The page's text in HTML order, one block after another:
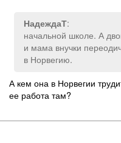
НадеждаТ:
начальной школе. А
и мама внучки
в Норвегию.
А кем она в Норвегии
ее работа там?